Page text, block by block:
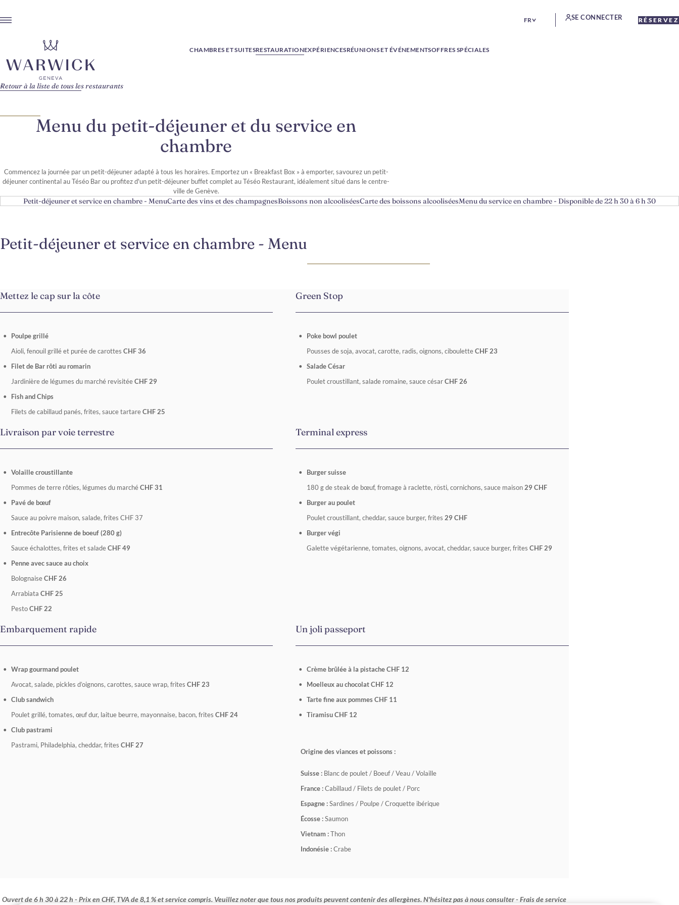
FR SE CONNECTER RÉSERVEZ
CHAMBRES ET SUITESRESTAURATIONEXPÉRIENCESRÉUNIONS ET ÉVÉNEMENTSOFFRES SPÉCIALES
Menu du petit-déjeuner et du service en
chambre
Commencez la journée par un petit-déjeuner adapté à tous les horaires. Emportez un « Breakfast Box » à emporter, savourez un petit-
déjeuner continental au Téséo Bar ou profitez d'un petit-déjeuner buffet complet au Téséo Restaurant, idéalement situé dans le centre-
ville de Genève.
Retour à la liste de tous les restaurants
Petit-déjeuner et service en chambre - MenuCarte des vins et des champagnesBoissons non alcooliséesCarte des boissons alcooliséesMenu du service en chambre - Disponible de 22 h 30 à 6 h 30
Petit-déjeuner et service en chambre - Menu
Mettez le cap sur la côte
Poulpe grillé
Aioli, fenouil grillé et purée de carottes CHF 36
Filet de Bar rôti au romarin
Jardinière de légumes du marché revisitéeCHF 29
Fish and Chips
Filets de cabillaud panés, frites, sauce tartareCHF 25
Green Stop
Poke bowl poulet
Pousses de soja, avocat, carotte, radis, oignons, cibouletteCHF 23
Salade César
Poulet croustillant, salade romaine, sauce césarCHF 26
Livraison par voie terrestre
Volaille croustillante
Pommes de terre rôties, légumes du marchéCHF 31
Pavé de bœuf
Sauce au poivre maison, salade, frites CHF 37
Entrecôte Parisienne de boeuf (280 g)
Sauce échalottes, frites et saladeCHF 49
Penne avec sauce au choix
BolognaiseCHF 26
Arrabiata CHF 25
PestoCHF 22
Terminal express
Burger suisse
180 g de steak de bœuf, fromage à raclette, rösti, cornichons, sauce maison 29 CHF
Burger au poulet
Poulet croustillant, cheddar, sauce burger, frites 29 CHF
Burger végi
Galette végétarienne, tomates, oignons, avocat, cheddar, sauce burger, frites CHF 29
Embarquement rapide
Wrap gourmand poulet
Avocat, salade, pickles d’oignons, carottes, sauce wrap, frites CHF 23
Club sandwich
Poulet grillé, tomates, œuf dur, laitue beurre, mayonnaise, bacon, frites CHF 24
Club pastrami
Pastrami, Philadelphia, cheddar, frites CHF 27
Un joli passeport
Crème brûlée à la pistache CHF 12
Moelleux au chocolat CHF 12
Tarte fine aux pommes CHF 11
Tiramisu CHF 12
Origine des viances et poissons :
Suisse : Blanc de poulet / Boeuf / Veau / Volaille
France :Cabillaud / Filets de poulet / Porc
Espagne :Sardines / Poulpe / Croquette ibérique
Écosse :Saumon
Vietnam :Thon
Indonésie :Crabe
Ouvert de 6 h 30 à 22 h - Prix en CHF, TVA de 8,1 % et service compris. Veuillez noter que tous nos produits peuvent contenir des allergènes. N'hésitez pas à nous consulter - Frais de service